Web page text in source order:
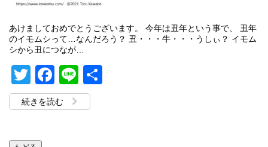
あけましておめでとうございます。 今年は丑年という事で、 丑年
のイモムシって…なんだろう？ 丑・・・牛・・・うしぃ？ イモム
シから丑につなが…
TwitterFacebook
Line
続きを読む